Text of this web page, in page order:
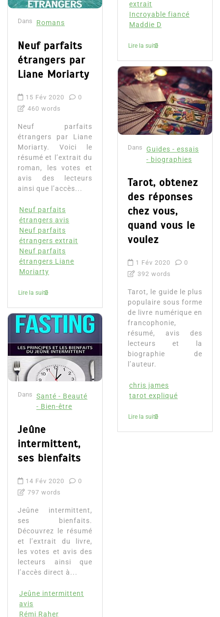
Dans Romans
Neuf parfaits
étrangers par
Liane Moriarty
15 Fév 2020
0
460 words
Neuf parfaits
étrangers par Liane
Moriarty. Voici le
résumé et l’extrait du
roman, les votes et
avis des lecteurs
ainsi que l’accès...
Neuf parfaits
étrangers avis
Neuf parfaits
étrangers extrait
Neuf parfaits
étrangers Liane
Moriarty
Lire la suite
Dans Santé - Beauté
- Bien-être
Jeûne
intermittent,
ses bienfaits
14 Fév 2020
0
797 words
Jeûne intermittent,
ses bienfaits.
Découvrez le résumé
et l’extrait du livre,
les votes et avis des
lecteurs ainsi que
l’accès direct à...
Jeûne intermittent
avis
Rémi Raher
extrait
Incroyable fiancé
Maddie D
Lire la suite
Dans
Guides - essais
- biographies
Tarot, obtenez
des réponses
chez vous,
quand vous le
voulez
1 Fév 2020
0
392 words
Tarot, le guide le plus
populaire sous forme
de livre numérique en
francophonie,
résumé, avis des
lecteurs et la
biographie de
l’auteur.
chris james
tarot expliqué
Lire la suite